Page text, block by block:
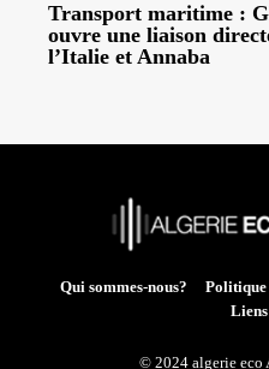
Transport maritime :
ouvre une liaison
l’Italie et Annaba
Qui sommes-nous? Politique
© 2024 algerie eco